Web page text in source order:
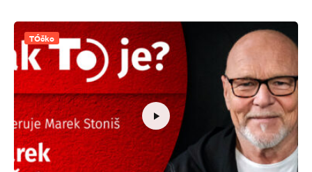
TÓčko